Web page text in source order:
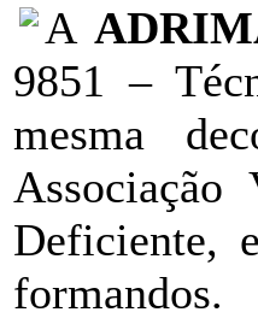
A
9851 –
mesma
Associação
Deficiente,
formandos.